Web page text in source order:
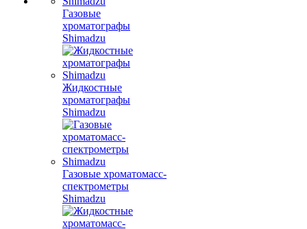
Газовые
хроматографы
Shimadzu
Жидкостные
хроматографы
Shimadzu
Газовые хроматомасс-
спектрометры
Shimadzu